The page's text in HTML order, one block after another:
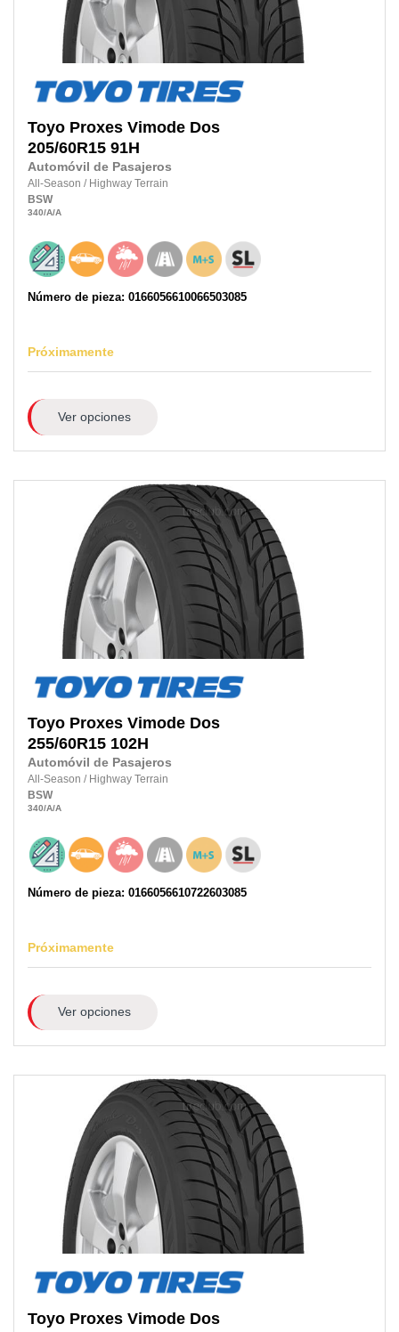
Toyo Proxes Vimode Dos
205/60R15 91H
Automóvil de Pasajeros
All-Season / Highway Terrain
BSW
340/A/A
Número de pieza: 0166056610066503085
Próximamente
Ver opciones
Toyo Proxes Vimode Dos
255/60R15 102H
Automóvil de Pasajeros
All-Season / Highway Terrain
BSW
340/A/A
Número de pieza: 0166056610722603085
Próximamente
Ver opciones
Toyo Proxes Vimode Dos